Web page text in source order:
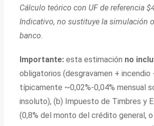
Cálculo teórico con UF de referencia
Indicativo, no sustituye la simulación
banco.
Importante: esta estimación no
obligatorios (desgravamen + incendio
típicamente ~0,02%-0,04% mensual
insoluto), (b) Impuesto de Timbres y
(0,8% del monto del crédito general, o